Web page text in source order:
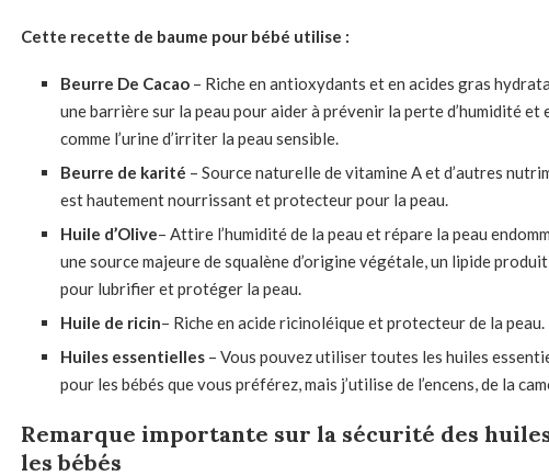
Cette recette de baume pour bébé utilise :
Beurre De Cacao– Riche en antioxydants et en acides gras
une barrière sur la peau pour aider à prévenir la perte d’humidité et
comme l’urine d’irriter la peau sensible.
Beurre de karité – Source naturelle de vitamine A et d’autres
est hautement nourrissant et protecteur pour la peau.
Huile d’Olive– Attire l’humidité de la peau et répare la peau
une source majeure de squalène d’origine végétale, un lipide
pour lubrifier et protéger la peau.
Huile de ricin– Riche en acide ricinoléique et protecteur de la peau.
Huiles essentielles– Vous pouvez utiliser toutes les huiles
pour les bébés que vous préférez, mais j’utilise de l’encens, de la
Remarque importante sur la sécurité des
les bébés